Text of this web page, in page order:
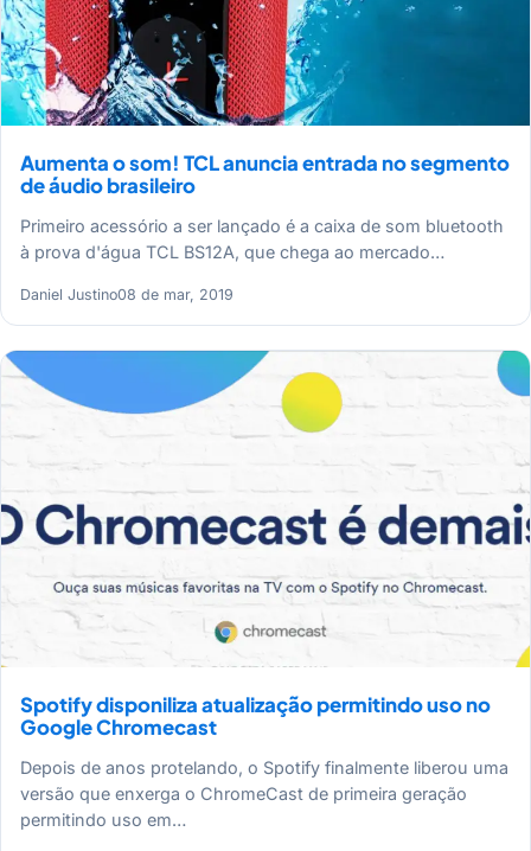
Aumenta o som! TCL anuncia entrada no segmento
de áudio brasileiro
Primeiro acessório a ser lançado é a caixa de som bluetooth
à prova d'água TCL BS12A, que chega ao mercado…
Daniel Justino08 de mar, 2019
Spotify disponiliza atualização permitindo uso no
Google Chromecast
Depois de anos protelando, o Spotify finalmente liberou uma
versão que enxerga o ChromeCast de primeira geração
permitindo uso em…